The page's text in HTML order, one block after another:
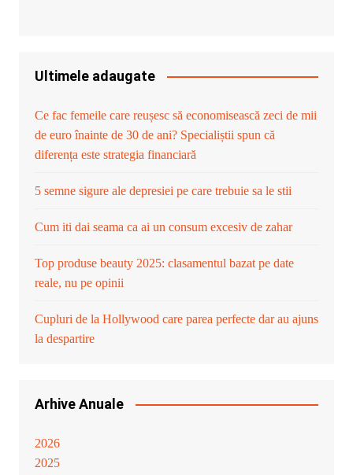
Ultimele adaugate
Ce fac femeile care reușesc să economisească zeci de mii
de euro înainte de 30 de ani? Specialiștii spun că
diferența este strategia financiară
5 semne sigure ale depresiei pe care trebuie sa le stii
Cum iti dai seama ca ai un consum excesiv de zahar
Top produse beauty 2025: clasamentul bazat pe date
reale, nu pe opinii
Cupluri de la Hollywood care parea perfecte dar au ajuns
la despartire
Arhive Anuale
2026
2025